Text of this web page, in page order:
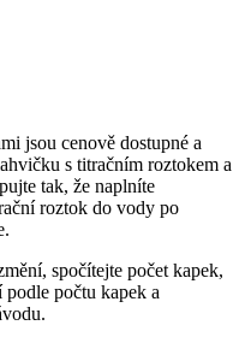
jsou cenově dostupné a
s titračním roztokem a
tak, že naplníte
roztok do vody po
spočítejte počet kapek,
počtu kapek a